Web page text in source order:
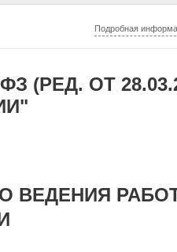
Подробная
(РЕД. ОТ
ВЕДЕНИЯ